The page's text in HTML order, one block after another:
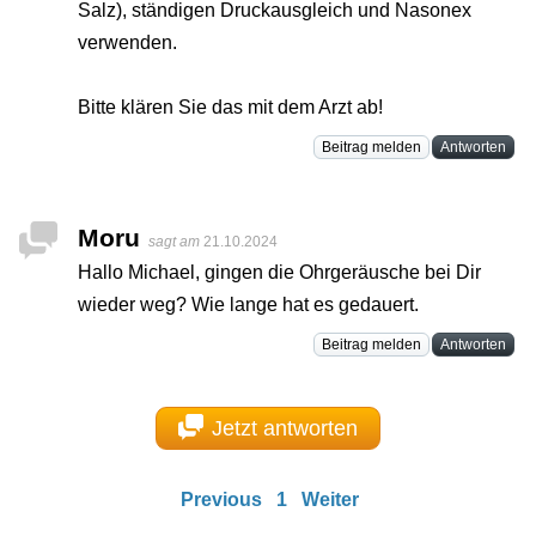
Salz), ständigen Druckausgleich und Nasonex
verwenden.
Bitte klären Sie das mit dem Arzt ab!
Beitrag melden Antworten
Moru sagt am 21.10.2024
Hallo Michael, gingen die Ohrgeräusche bei Dir
wieder weg? Wie lange hat es gedauert.
Beitrag melden Antworten
Jetzt antworten
Previous 1 Weiter